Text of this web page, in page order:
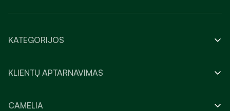
KATEGORIJOS
KLIENTŲ APTARNAVIMAS
CAMELIA